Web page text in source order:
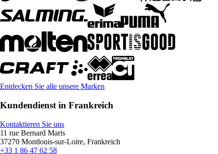
Entdecken Sie alle unsere Marken
Kundendienst in Frankreich
Kontaktieren Sie uns
11 rue Bernard Maris
37270 Montlouis-sur-Loire, Frankreich
+33 1 86 47 62 58